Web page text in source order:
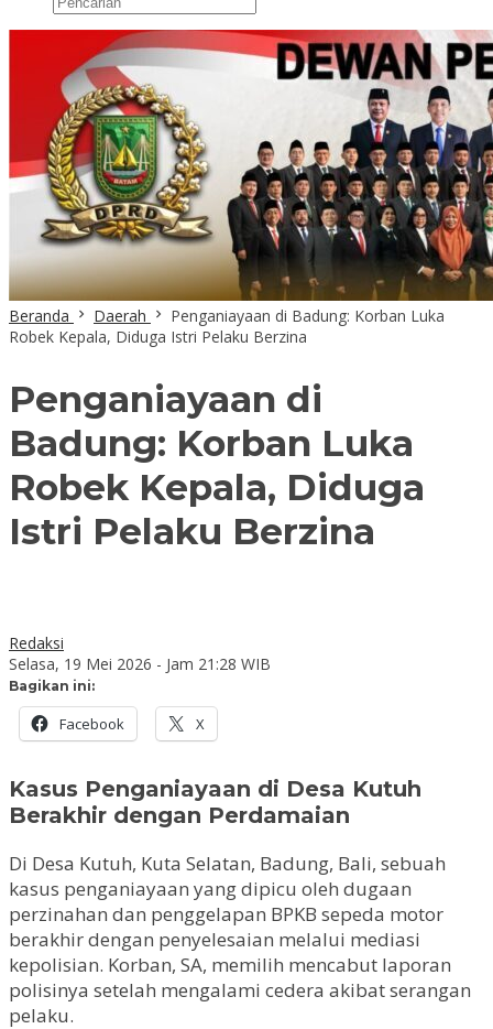
Beranda Daerah
Penganiayaan di Badung: Korban Luka
Robek Kepala, Diduga Istri Pelaku Berzina
Penganiayaan di
Badung: Korban Luka
Robek Kepala, Diduga
Istri Pelaku Berzina
Redaksi
Selasa, 19 Mei 2026 - Jam 21:28 WIB
Bagikan ini:
Facebook X
Kasus Penganiayaan di Desa Kutuh
Berakhir dengan Perdamaian
Di Desa Kutuh, Kuta Selatan, Badung, Bali, sebuah
kasus penganiayaan yang dipicu oleh dugaan
perzinahan dan penggelapan BPKB sepeda motor
berakhir dengan penyelesaian melalui mediasi
kepolisian. Korban, SA, memilih mencabut laporan
polisinya setelah mengalami cedera akibat serangan
pelaku.